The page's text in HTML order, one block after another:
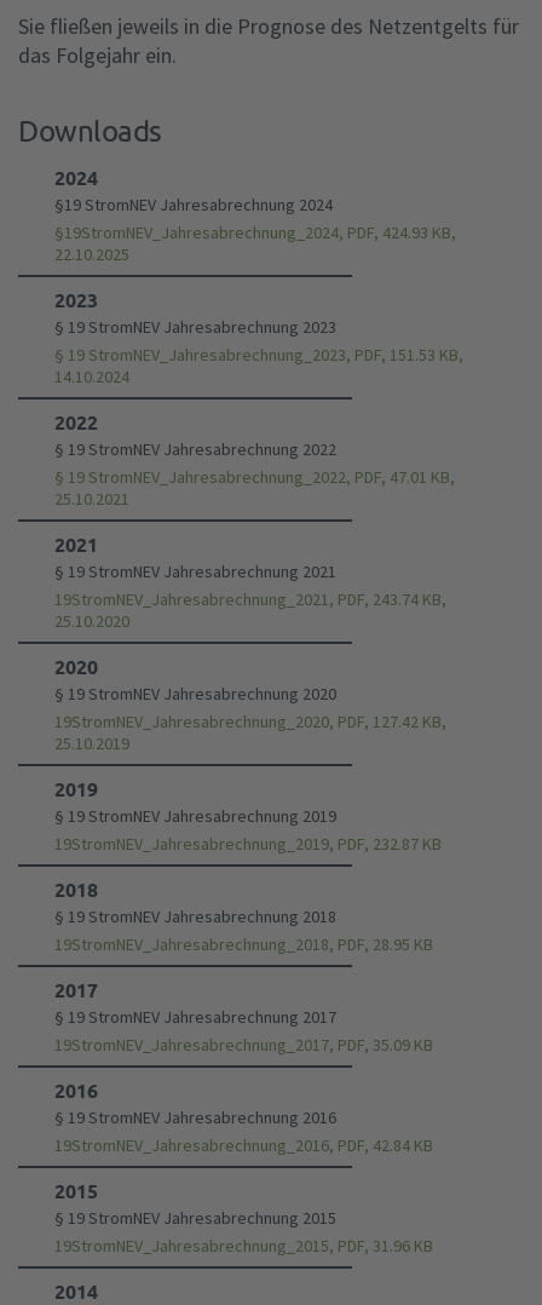
Sie fließen jeweils in die Prognose des Netzentgelts für
das Folgejahr ein.
Downloads
2024
§19 StromNEV Jahresabrechnung 2024
§19StromNEV_Jahresabrechnung_2024, PDF, 424.93 KB,
22.10.2025
2023
§ 19 StromNEV Jahresabrechnung 2023
§ 19 StromNEV_Jahresabrechnung_2023, PDF, 151.53 KB,
14.10.2024
2022
§ 19 StromNEV Jahresabrechnung 2022
§ 19 StromNEV_Jahresabrechnung_2022, PDF, 47.01 KB,
25.10.2021
2021
§ 19 StromNEV Jahresabrechnung 2021
19StromNEV_Jahresabrechnung_2021, PDF, 243.74 KB,
25.10.2020
2020
§ 19 StromNEV Jahresabrechnung 2020
19StromNEV_Jahresabrechnung_2020, PDF, 127.42 KB,
25.10.2019
2019
§ 19 StromNEV Jahresabrechnung 2019
19StromNEV_Jahresabrechnung_2019, PDF, 232.87 KB
2018
§ 19 StromNEV Jahresabrechnung 2018
19StromNEV_Jahresabrechnung_2018, PDF, 28.95 KB
2017
§ 19 StromNEV Jahresabrechnung 2017
19StromNEV_Jahresabrechnung_2017, PDF, 35.09 KB
2016
§ 19 StromNEV Jahresabrechnung 2016
19StromNEV_Jahresabrechnung_2016, PDF, 42.84 KB
2015
§ 19 StromNEV Jahresabrechnung 2015
19StromNEV_Jahresabrechnung_2015, PDF, 31.96 KB
2014